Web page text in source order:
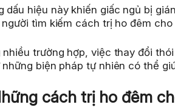
dấu hiệu này khiến giấc ngủ bị
người tìm kiếm cách trị ho đêm
nhiều trường hợp, việc thay đổi
những biện pháp tự nhiên có thể
cách trị ho đêm